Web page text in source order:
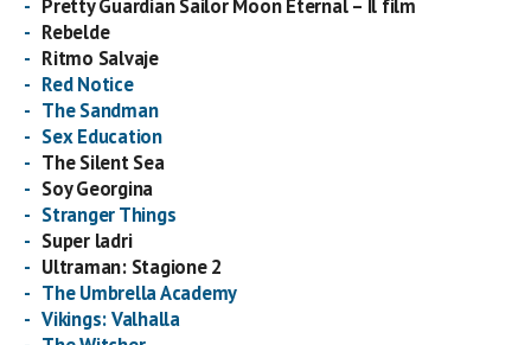
Pretty Guardian Sailor Moon Eternal – Il film
Rebelde
Ritmo Salvaje
Red Notice
The Sandman
Sex Education
The Silent Sea
Soy Georgina
Stranger Things
Super ladri
Ultraman: Stagione 2
The Umbrella Academy
Vikings: Valhalla